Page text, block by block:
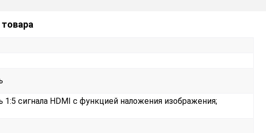
1:5 сигнала HDMI c функцией наложения изображения;